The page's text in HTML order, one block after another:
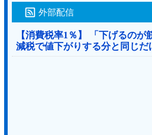
外部配信
【消費税率1％】 「下げるの
減税で値下がりする分と同じ
価格を変えない店も